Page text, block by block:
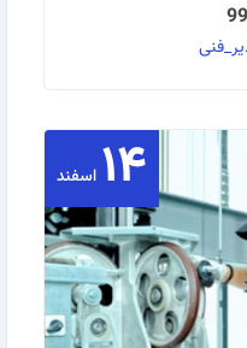
: نتایج آزمون
۱۴ اسفند